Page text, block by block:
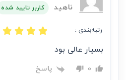
ناهید کاربر تایید شده
رتبه‌بندی :
بسیار عالی بود
0 پاسخ